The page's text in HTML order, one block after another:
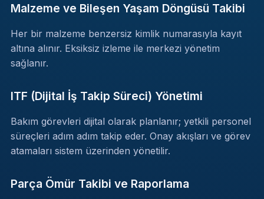
Malzeme ve Bileşen Yaşam Döngüsü Takibi
Her bir malzeme benzersiz kimlik numarasıyla kayıt
altına alınır. Eksiksiz izleme ile merkezi yönetim
sağlanır.
ITF (Dijital İş Takip Süreci) Yönetimi
Bakım görevleri dijital olarak planlanır; yetkili personel
süreçleri adım adım takip eder. Onay akışları ve görev
atamaları sistem üzerinden yönetilir.
Parça Ömür Takibi ve Raporlama